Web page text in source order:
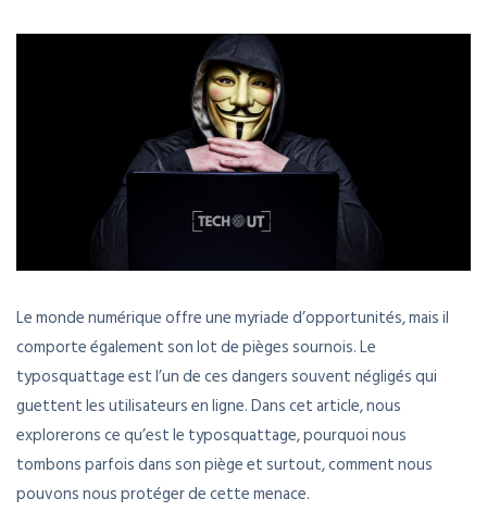
Le monde numérique offre une myriade d’opportunités, mais il
comporte également son lot de pièges sournois. Le
typosquattage est l’un de ces dangers souvent négligés qui
guettent les utilisateurs en ligne. Dans cet article, nous
explorerons ce qu’est le typosquattage, pourquoi nous
tombons parfois dans son piège et surtout, comment nous
pouvons nous protéger de cette menace.